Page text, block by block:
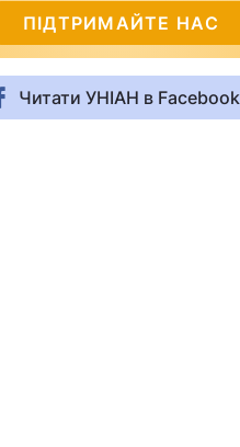
ПІДТРИМАЙТЕ НАС
Читати УНІАН в Facebook